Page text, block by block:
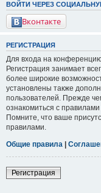
ВОЙТИ ЧЕРЕЗ
Вконтакте
РЕГИСТРАЦИЯ
Для входа на
Регистрация занимает
более широкие
установлены также
пользователей. Прежде
ознакомиться с
Помните, что ваше
правилами.
Общие правила
Регистрация